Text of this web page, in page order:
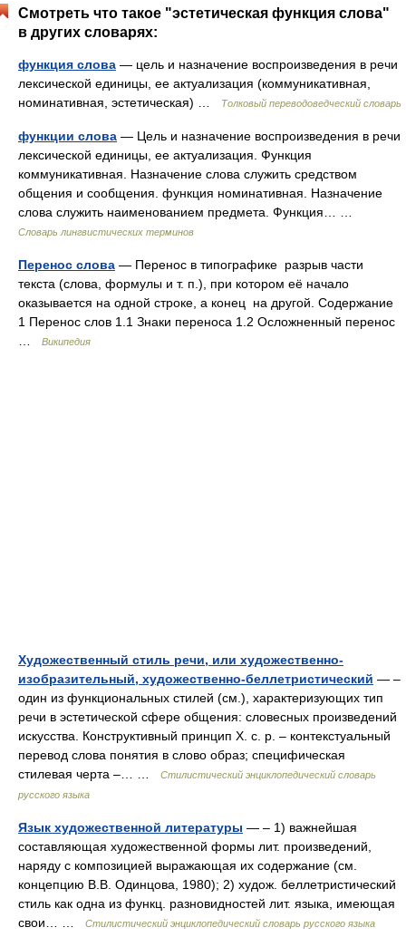
Смотреть что такое "эстетическая функция слова"
в других словарях:
функция слова — цель и назначение воспроизведения в речи
лексической единицы, ее актуализация (коммуникативная,
номинативная, эстетическая) …
Толковый переводоведческий словарь
функции слова — Цель и назначение воспроизведения в речи
лексической единицы, ее актуализация. Функция
коммуникативная. Назначение слова служить средством
общения и сообщения. функция номинативная. Назначение
слова служить наименованием предмета. Функция… …
Словарь лингвистических терминов
Перенос слова — Перенос в типографике разрыв части
текста (слова, формулы и т. п.), при котором её начало
оказывается на одной строке, а конец на другой. Содержание
1 Перенос слов 1.1 Знаки переноса 1.2 Осложненный перенос
Википедия
Художественный стиль речи, или художественно-
изобразительный, художественно-беллетристический — –
один из функциональных стилей (см.), характеризующих тип
речи в эстетической сфере общения: словесных произведений
искусства. Конструктивный принцип Х. с. р. – контекстуальный
перевод слова понятия в слово образ; специфическая
стилевая черта –… …
Стилистический энциклопедический словарь
русского языка
Язык художественной литературы — – 1) важнейшая
составляющая художественной формы лит. произведений,
наряду с композицией выражающая их содержание (см.
концепцию В.В. Одинцова, 1980); 2) худож. беллетристический
стиль как одна из функц. разновидностей лит. языка, имеющая
свои… …
Стилистический энциклопедический словарь русского языка